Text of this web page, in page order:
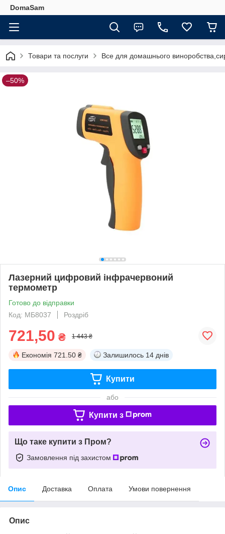
DomaSam
Товари та послуги Все для домашнього
–50%
Лазерний цифровий інфрачервоний
термометр
Готово до відправки
Код: МБ8037
Роздріб
721,50 ₴ 1 443 ₴
Економія 721.50 ₴ Залишилось 14 днів
Купити
або
Купити з
Що таке купити з Пром?
Замовлення під захистом
Опис Доставка Оплата Умови повернення
Опис